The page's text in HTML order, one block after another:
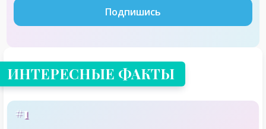
Подпишись
ИНТЕРЕСНЫЕ ФАКТЫ
#1